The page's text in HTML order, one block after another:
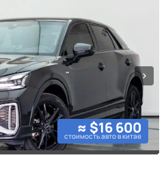
≈ $16 600
стоимость авто в китае